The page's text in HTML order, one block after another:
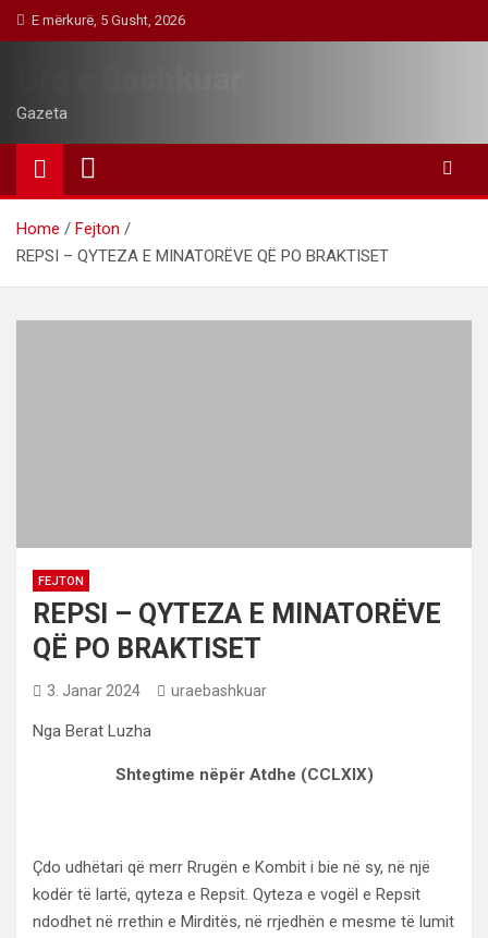
Skip
to
E mërkurë, 5 Gusht, 2026
Gazeta
Home
Fejton
REPSI – QYTEZA E MINATORËVE QË PO BRAKTISET
FEJTON
REPSI – QYTEZA E MINATORËVE
QË PO BRAKTISET
3. Janar 2024 uraebashkuar
Nga Berat Luzha
Shtegtime nëpër Atdhe (CCLXIX)
Çdo udhëtari që merr Rrugën e Kombit i bie në sy, në një
kodër të lartë, qyteza e Repsit. Qyteza e vogël e Repsit
ndodhet në rrethin e Mirditës, në rrjedhën e mesme të lumit